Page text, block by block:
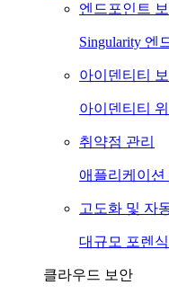
엔드포인트
Singularity 엔
아이덴티티
아이덴티티
취약점 관리
애플리케이션
고도화 및 자
대규모 포렌
클라우드 보안